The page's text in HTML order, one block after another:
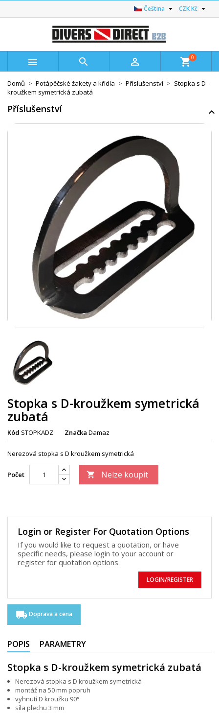
CZK Kč 
Čeština 
   shopping_cart0
Domů Potápěčské žakety a křídla Příslušenství
Stopka s D-
kroužkem symetrická zubatá
Příslušenství
Stopka s D-kroužkem symetrická
zubatá
Kód STOPKADZ Značka Damaz
Nerezová stopka s D kroužkem symetrická
Počet  Nelze koupit
Login or Register For Quotation Options
If you would like to request a quotation, or have
specific needs, please login to your account or
register for quotation options.
LOGIN/REGISTER
local_shipping Doprava a cena
POPIS PARAMETRY
Stopka s D-kroužkem symetrická zubatá
Nerezová stopka s D kroužkem symetrická
montáž na 50 mm popruh
vyhnutí D kroužku 90°
síla plechu 3 mm